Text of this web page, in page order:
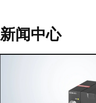
新闻中心